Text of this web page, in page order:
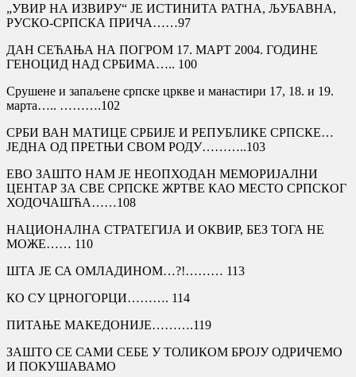
„УВИР НА ИЗВИРУ“ ЈЕ ИСТИНИТА РАТНА, ЉУБАВНА,
РУСКО-СРПСКА ПРИЧА……97
ДАН СЕЋАЊА НА ПОГРОМ 17. МАРТ 2004. ГОДИНЕ
ГЕНОЦИД НАД СРБИМА….. 100
Срушене и запаљене српске цркве и манастири 17, 18. и 19.
марта….. ……….102
СРБИ ВАН МАТИЦЕ СРБИЈЕ И РЕПУБЛИКЕ СРПСКЕ…
ЈЕДНА ОД ПРЕТЊИ СВОМ РОДУ………..103
ЕВО ЗАШТО НАМ ЈЕ НЕОПХОДАН МЕМОРИЈАЛНИ
ЦЕНТАР ЗА СВЕ СРПСКЕ ЖРТВЕ КАО МЕСТО СРПСКОГ
ХОДОЧАШЋA……108
НАЦИОНАЛНА СТРАТЕГИЈА И ОКВИР, БЕЗ ТОГА НЕ
МОЖЕ…… 110
ШТА ЈЕ СА ОМЛАДИНОМ…?!……… 113
КО СУ ЦРНОГОРЦИ………. 114
ПИТАЊЕ МАКЕДОНИЈЕ……….119
ЗАШТО СЕ САМИ СЕБЕ У ТОЛИКОМ БРОЈУ ОДРИЧЕМО
И ПОКУШАВАМО